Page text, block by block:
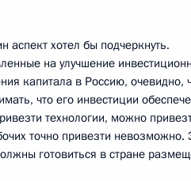
хотел бы подчеркнуть.
на улучшение
капитала в Россию, очевидно,
что его инвестиции
технологии, можно
точно привезти невозможно.
готовиться в стране